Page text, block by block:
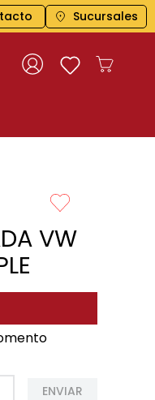
A TODO EL PAÍS
Sucursales
VW
ENVIAR